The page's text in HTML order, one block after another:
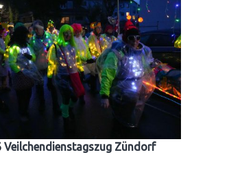
Veilchendienstagszug Zündorf